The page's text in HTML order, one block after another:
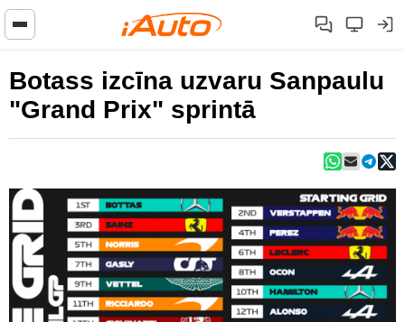
Botass izcīna uzvaru Sanpaulu
"Grand Prix" sprintā